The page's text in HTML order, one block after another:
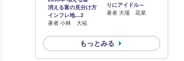
消える富の見分け方
インフレ地…2
著者 小林 大祐
りにアイドル～
著者 大場 花菜
もっとみる